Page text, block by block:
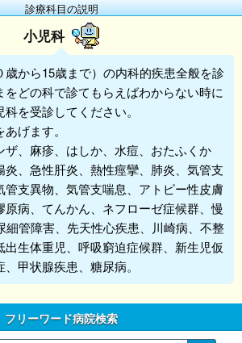
診療科目の説明
小児科
歳から15歳まで）の内科的疾患全般を診
どの科で診てもらえばわからない時に
科を受診してください。
げます。
ザ、麻疹、はしか、水痘、おたふくか
炎、急性肝炎、熱性痙攣、肺炎、気管支
管支異物、気管支喘息、アトピー性皮膚
原病、てんかん、ネフローゼ症候群、慢
細管障害、先天性心疾患、川崎病、不整
出生体重児、呼吸窮迫症候群、新生児仮
甲状腺疾患、糖尿病。
フリーワード病院検索